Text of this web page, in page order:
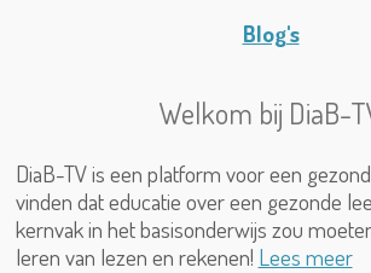
Blog's
Welkom bij DiaB-
DiaB-TV is een platform voor een
vinden dat educatie over een gezonde
kernvak in het basisonderwijs zou
leren van lezen en rekenen! Lees meer